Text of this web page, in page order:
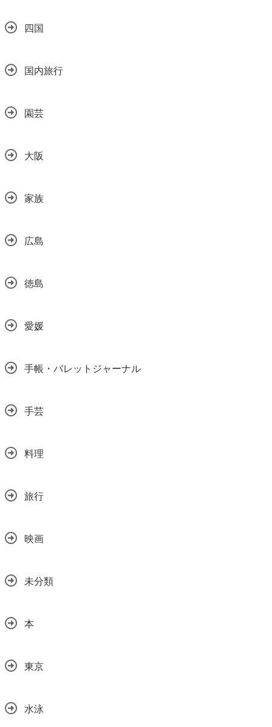
四国
国内旅行
園芸
大阪
家族
広島
徳島
愛媛
手帳・バレットジャーナル
手芸
料理
旅行
映画
未分類
本
東京
水泳